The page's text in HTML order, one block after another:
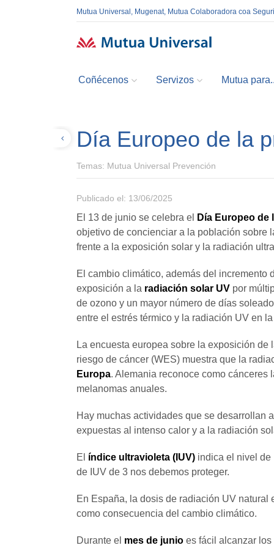
Mutua Universal, Mugenat, Mutua Colaboradora coa
Coñécenos Servizos Mutua
Día Europeo de la
Temas: Mutua Universal Prevención
Publicado el: 13/06/2025
El 13 de junio se celebra el
Día Europeo de
objetivo de concienciar a la población sobre
frente a la exposición solar y la radiación
El cambio climático, además del incremento
exposición a la radiación solar UV por
de ozono y un mayor número de días
entre el estrés térmico y la radiación UV en
La encuesta europea sobre la exposición
riesgo de cáncer (WES) muestra que la
Europa. Alemania reconoce como cánceres
melanomas anuales.
Hay muchas actividades que se desarrollan
expuestas al intenso calor y a la radiación
El índice ultravioleta (IUV) indica el nivel de
de IUV de 3 nos debemos proteger.
En España, la dosis de radiación UV
como consecuencia del cambio climático.
Durante el mes de junio es fácil alcanzar